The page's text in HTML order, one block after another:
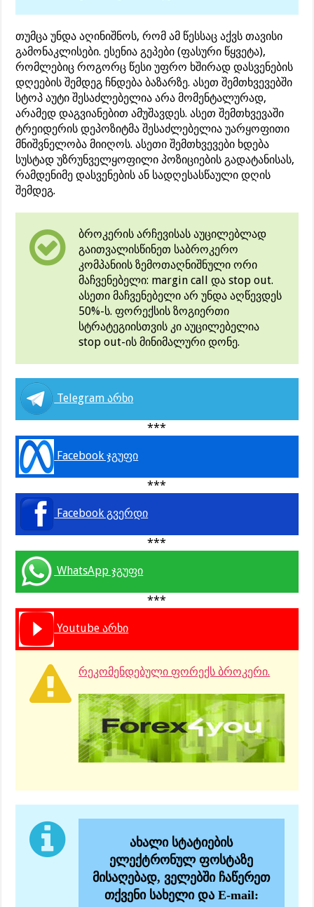
თუმცა უნდა აღინიშნოს, რომ ამ წესსაც აქვს თავისი
გამონაკლისები. ესენია გეპები (ფასური წყვეტა),
რომლებიც როგორც წესი უფრო ხშირად დასვენების
დღეების შემდეგ ჩნდება ბაზარზე. ასეთ შემთხვევებში
სტოპ აუტი შესაძლებელია არა მომენტალურად,
არამედ დაგვიანებით ამუშავდეს. ასეთ შემთხვევაში
ტრეიდერის დეპოზიტმა შესაძლებელია უარყოფითი
მნიშვნელობა მიიღოს. ასეთი შემთხვევები ხდება
სუსტად უზრუნველყოფილი პოზიციების გადატანისას,
რამდენიმე დასვენების ან სადღესასწაული დღის
შემდეგ.
ბროკერის არჩევისას აუცილებლად
გაითვალისწინეთ საბროკერო
კომპანიის ზემოთაღნიშნული ორი
მაჩვენებელი: margin call და stop out.
ასეთი მაჩვენებელი არ უნდა აღწევდეს
50%-ს. ფორექსის ზოგიერთი
სტრატეგიისთვის კი აუცილებელია
stop out-ის მინიმალური დონე.
Telegram არხი
***
Facebook ჯგუფი
***
Facebook გვერდი
***
WhatsApp ჯგუფი
***
Youtube არხი
რეკომენდებული ფორექს ბროკერი.
ახალი სტატიების
ელექტრონულ ფოსტაზე
მისაღებად, ველებში ჩაწერეთ
თქვენი სახელი და E-mail: